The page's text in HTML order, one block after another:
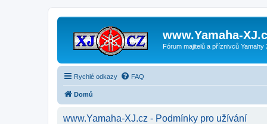
www.Yamaha-
Fórum majitelů a příznivců Yamahy
Rychlé odkazy FAQ
Domů
www.Yamaha-XJ.cz - Podmínky pro užívání